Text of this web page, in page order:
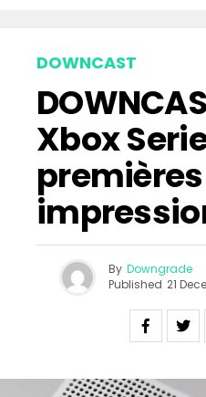
DOWNCAST
Xbox
premières
By Downgrade
Published 21